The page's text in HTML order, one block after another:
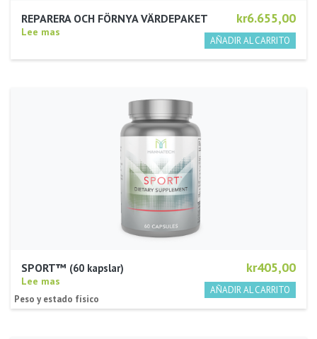
kr6.655,00
REPARERA OCH FÖRNYA VÄRDEPAKET
Lee mas
kr405,00
SPORT™ 60 kapslar
Lee mas
Peso y estado físico